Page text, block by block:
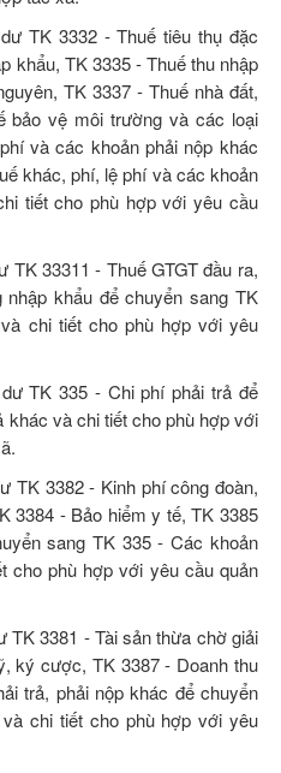
TK 3332 - Thuế tiêu thụ đặc
khẩu, TK 3335 - Thuế thu nhập
TK 3337 - Thuế nhà đất,
bảo vệ môi trường và các loại
và các khoản phải nộp khác
khác, phí, lệ phí và các khoản
tiết cho phù hợp với yêu cầu
33311 - Thuế GTGT đầu ra,
nhập khẩu để chuyển sang TK
chi tiết cho phù hợp với yêu
TK 335 - Chi phí phải trả để
khác và chi tiết cho phù hợp với
TK 3382 - Kinh phí công đoàn,
3384 - Bảo hiểm y tế, TK 3385
sang TK 335 - Các khoản
cho phù hợp với yêu cầu quản
3381 - Tài sản thừa chờ giải
ký cược, TK 3387 - Doanh thu
trả, phải nộp khác để chuyển
chi tiết cho phù hợp với yêu